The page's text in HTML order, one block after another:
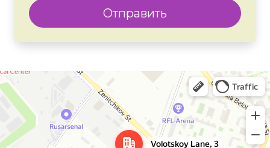
Отправить
Москва
Яндекс Карты — транспорт, навигация, поиск мест